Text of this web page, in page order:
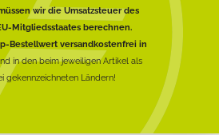
wir die Umsatzsteuer des
Mitgliedsstaates berechnen.
Bestellwert versandkostenfrei in
in den beim jeweiligen Artikel als
gekennzeichneten Ländern!